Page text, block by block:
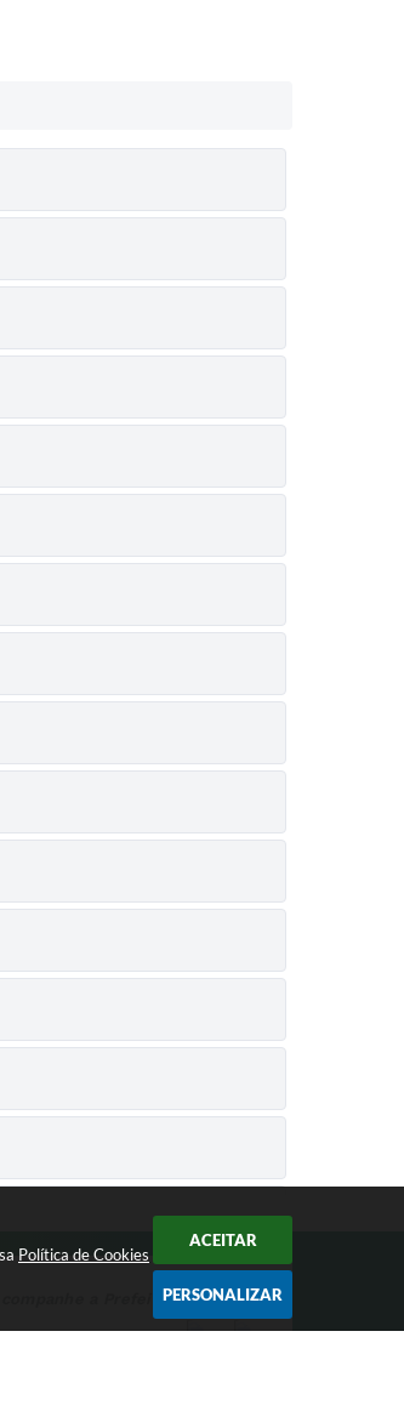
Política de Cookies
ACEITAR
PERSONALIZAR
PROCESSO
a Prefeitura nas redes